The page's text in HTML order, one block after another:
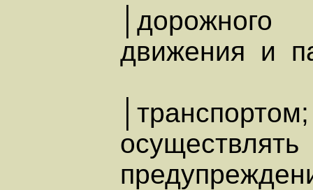
│дорожного
движения и
│транспортом;